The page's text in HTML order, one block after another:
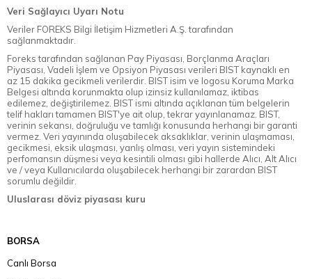
Veri Sağlayıcı Uyarı Notu
Veriler FOREKS Bilgi İletişim Hizmetleri A.Ş. tarafından
sağlanmaktadır.
Foreks tarafından sağlanan Pay Piyasası, Borçlanma Araçları
Piyasası, Vadeli İşlem ve Opsiyon Piyasası verileri BIST kaynaklı en
az 15 dakika gecikmeli verilerdir. BIST isim ve logosu Koruma Marka
Belgesi altında korunmakta olup izinsiz kullanılamaz, iktibas
edilemez, değiştirilemez. BIST ismi altında açıklanan tüm belgelerin
telif hakları tamamen BIST'ye ait olup, tekrar yayınlanamaz. BIST,
verinin sekansı, doğruluğu ve tamlığı konusunda herhangi bir garanti
vermez. Veri yayınında oluşabilecek aksaklıklar, verinin ulaşmaması,
gecikmesi, eksik ulaşması, yanlış olması, veri yayın sistemindeki
perfomansın düşmesi veya kesintili olması gibi hallerde Alıcı, Alt Alıcı
ve / veya Kullanıcılarda oluşabilecek herhangi bir zarardan BIST
sorumlu değildir.
Uluslarası döviz piyasası kuru
BORSA
Canlı Borsa